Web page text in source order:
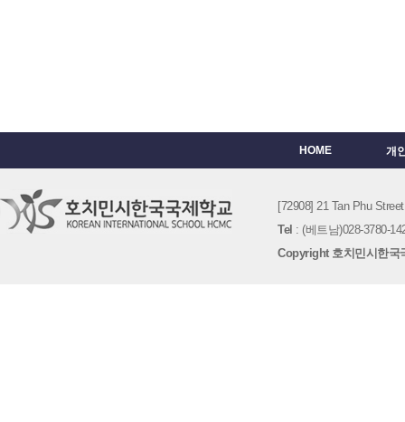
HOME 개
[72908] 21 Tan Phu
Tel : (베트남)028-3780-
Copyright 호치민시한국